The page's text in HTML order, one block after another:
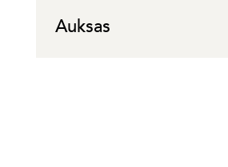
Auksas